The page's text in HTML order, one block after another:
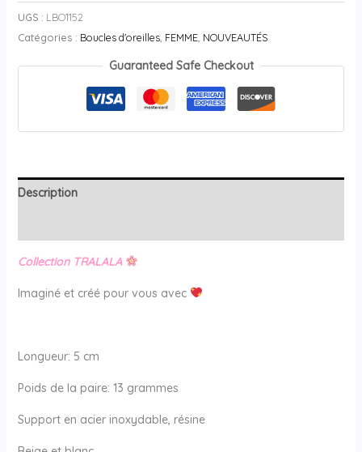
UGS : LBO1152
Catégories : Boucles d'oreilles, FEMME, NOUVEAUTÉS
Guaranteed Safe Checkout
Description
Collection TRALALA
Imaginé et créé pour vous avec
Longueur: 5 cm
Poids de la paire: 13 grammes
Support en acier inoxydable, résine